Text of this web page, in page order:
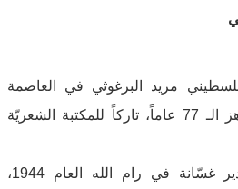
مريد البرغوثي في العاصمة
الأردنيّة عمّان عن عمرٍ يناهز الـ 77 عاماً، تاركاً للمكتبة الشعريّة
الراحل من مواليد قرية دير غسّانة في رام الله العام 1944،